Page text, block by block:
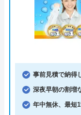
事前見積で納得
深夜早朝の割増
年中無休、最短